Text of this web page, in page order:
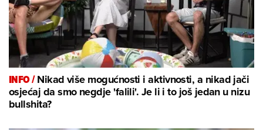
INFO /Nikad više mogućnosti i aktivnosti, a nikad jači
osjećaj da smo negdje 'falili'. Je li i to još jedan u nizu
bullshita?